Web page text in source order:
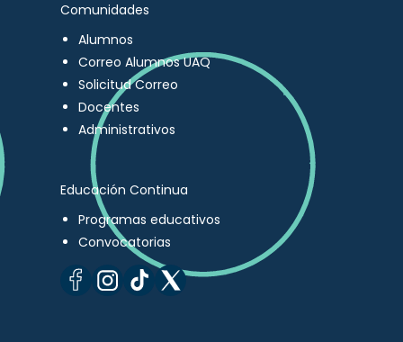
Comunidades
Alumnos
Correo Alumnos UAQ
Solicitud Correo
Docentes
Administrativos
Educación Continua
Programas educativos
Convocatorias